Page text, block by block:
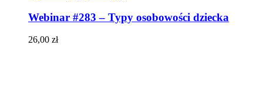
Webinar #283 – Typy osobowości dziecka
26,00 zł